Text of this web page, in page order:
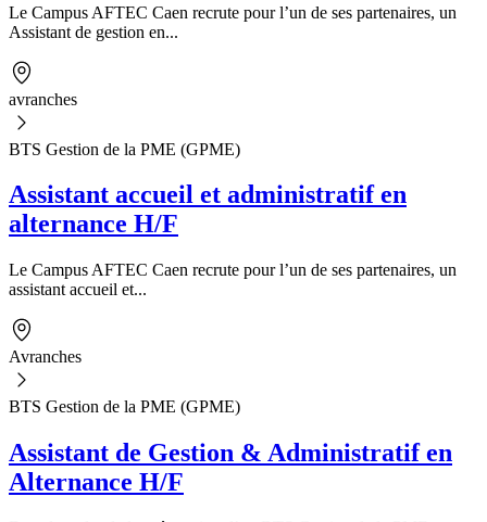
Le Campus AFTEC Caen recrute pour l’un de ses partenaires, un
Assistant de gestion en...
avranches
BTS Gestion de la PME (GPME)
Assistant accueil et administratif en
alternance H/F
Le Campus AFTEC Caen recrute pour l’un de ses partenaires, un
assistant accueil et...
Avranches
BTS Gestion de la PME (GPME)
Assistant de Gestion & Administratif en
Alternance H/F